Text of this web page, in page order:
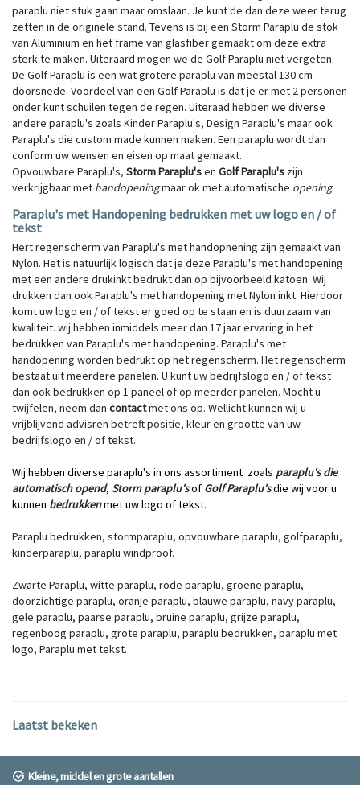
paraplu niet stuk gaan maar omslaan. Je kunt de dan deze weer terug
zetten in de originele stand. Tevens is bij een Storm Paraplu de stok
van Aluminium en het frame van glasfiber gemaakt om deze extra
sterk te maken. Uiteraard mogen we de Golf Paraplu niet vergeten.
De Golf Paraplu is een wat grotere paraplu van meestal 130 cm
doorsnede. Voordeel van een Golf Paraplu is dat je er met 2 personen
onder kunt schuilen tegen de regen. Uiteraad hebben we diverse
andere paraplu's zoals Kinder Paraplu's, Design Paraplu's maar ook
Paraplu's die custom made kunnen maken. Een paraplu wordt dan
conform uw wensen en eisen op maat gemaakt.
Opvouwbare Paraplu's, Storm Paraplu'sen Golf Paraplu's zijn
verkrijgbaar met handopeningmaar ok met automatische opening.
Paraplu's met Handopening bedrukken met uw logo en / of
tekst
Hert regenscherm van Paraplu's met handopnening zijn gemaakt van
Nylon. Het is natuurlijk logisch dat je deze Paraplu's met handopening
met een andere drukinkt bedrukt dan op bijvoorbeeld katoen. Wij
drukken dan ook Paraplu's met handopening met Nylon inkt. Hierdoor
komt uw logo en / of tekst er goed op te staan en is duurzaam van
kwaliteit. wij hebben inmiddels meer dan 17 jaar ervaring in het
bedrukken van Paraplu's met handopening. Paraplu's met
handopening worden bedrukt op het regenscherm. Het regenscherm
bestaat uit meerdere panelen. U kunt uw bedrijfslogo en / of tekst
dan ook bedrukken op 1 paneel of op meerder panelen. Mocht u
twijfelen, neem dan contactmet ons op. Wellicht kunnen wij u
vrijblijvend advisren betreft positie, kleur en grootte van uw
bedrijfslogo en / of tekst.
Wij hebben diverse paraplu's in ons assortiment zoals paraplu's die
automatisch opend, Storm paraplu'sof Golf Paraplu'sdie wij voor u
kunnen bedrukkenmet uw logo of tekst.
Paraplu bedrukken, stormparaplu, opvouwbare paraplu, golfparaplu,
kinderparaplu, paraplu windproof.
Zwarte Paraplu, witte paraplu, rode paraplu, groene paraplu,
doorzichtige paraplu, oranje paraplu, blauwe paraplu, navy paraplu,
gele paraplu, paarse paraplu, bruine paraplu, grijze paraplu,
regenboog paraplu, grote paraplu, paraplu bedrukken, paraplu met
logo, Paraplu met tekst.
Laatst bekeken
Kleine, middel en grote aantallen